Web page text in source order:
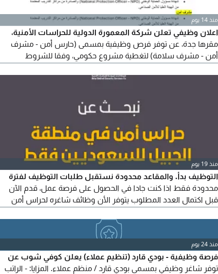
منذ 14 يوم
اعلان وظيفي تعلن شركة المعمورة الدولية للحراسات الأمنية،
مقرها جدة، عن توفر فرص وظيفية بمسمى (حارس أمن - مشرف
أمن - مشرف سلامة) لتغطية مشروع حكومي، وفقا للشروط
الانجليزية تحدثا بمستوى يكفي للتعامل مع الزوار. أن يكون لائقا طبيا،
سبق فصله من احدى الجهات العسكرية
منذ 19 يوم
التوظيف بدأ. والمقاعد محدودة نستقبل طلبات التوظيف لفترة
محدودة فقط اذا كنت جادا في الحصول على فرصة عمل، قدم الآن
قبل اكتمال العدد المطلوب يتوفر الأن وظائف شاغره لحراس أمن
العمل 4*4. ساعات عمل مرنه بنظام شفتات. تأمين طبي وتأمينات
عمر للتوظيف 48 عام التفرغ التام للعمل
منذ 24 يوم
فرصة وظيفية - بودي قارد (تنظيم عملاء) يعلن كوفي شوب عن
توفر شاغر وظيفي بمسمى بودي قارد / منظم عملاء. المزايا: - الراتب